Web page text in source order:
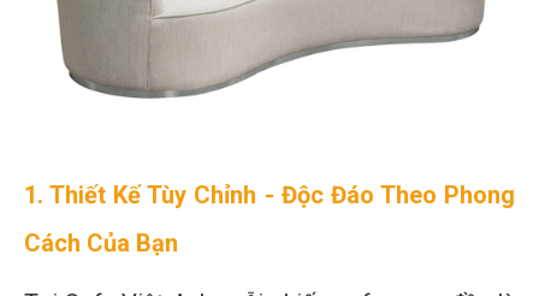
1. Thiết Kế Tùy Chỉnh - Độc Đáo Theo Phong
Cách Của Bạn